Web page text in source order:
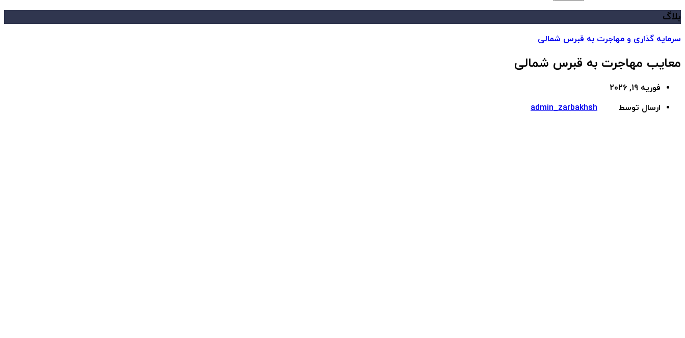
بلاگ
سرمایه گذاری و مهاجرت به قبرس شمالی
معایب مهاجرت به قبرس شمالی
فوریه 19, 2026
ارسال توسط
admin_zarbakhsh